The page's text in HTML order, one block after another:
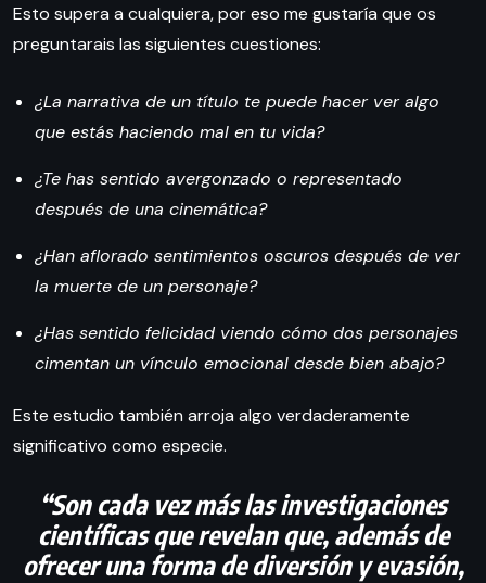
Esto supera a cualquiera, por eso me gustaría que os
preguntarais las siguientes cuestiones:
¿La narrativa de un título te puede hacer ver algo
que estás haciendo mal en tu vida?
¿Te has sentido avergonzado o representado
después de una cinemática?
¿Han aflorado sentimientos oscuros después de ver
la muerte de un personaje?
¿Has sentido felicidad viendo cómo dos personajes
cimentan un vínculo emocional desde bien abajo?
Este estudio también arroja algo verdaderamente
significativo como especie.
“Son cada vez más las investigaciones
científicas que revelan que, además de
ofrecer una forma de diversión y evasión,